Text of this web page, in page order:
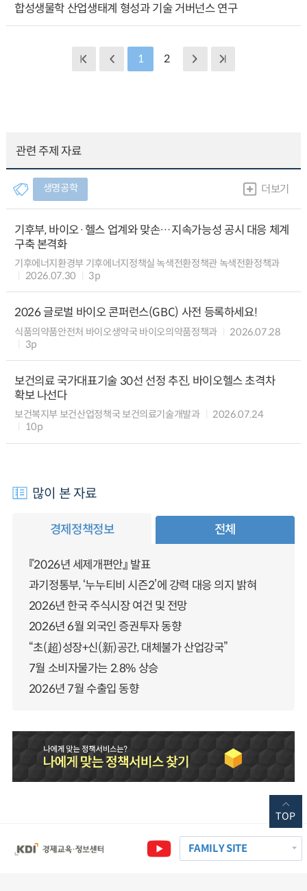
합성생물학 산업생태계 형성과 기술 거버넌스 연구
1 2
관련 주제 자료
생명공학 더보기
기후부, 바이오·헬스 업계와 맞손…지속가능성 공시 대응 체계
구축 본격화
기후에너지환경부 기후에너지정책실 녹색전환정책관 녹색전환정책과
2026.07.30
3p
2026 글로벌 바이오 콘퍼런스(GBC) 사전 등록하세요!
식품의약품안전처 바이오생약국 바이오의약품정책과
2026.07.28
3p
보건의료 국가대표기술 30선 선정 추진, 바이오헬스 초격차
확보 나선다
보건복지부 보건산업정책국 보건의료기술개발과
2026.07.24
10p
많이 본 자료
경제정책정보 전체
『2026년 세제개편안』 발표
과기정통부, ‘누누티비 시즌2’에 강력 대응 의지 밝혀
2026년 한국 주식시장 여건 및 전망
2026년 6월 외국인 증권투자 동향
“초(超)성장+신(新)공간, 대체불가 산업강국”
7월 소비자물가는 2.8% 상승
2026년 7월 수출입 동향
FAMILY SITE
TOP